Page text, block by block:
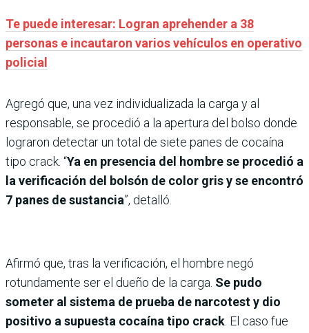
Te puede interesar: Logran aprehender a 38
personas e incautaron varios vehículos en operativo
policial
Agregó que, una vez individualizada la carga y al
responsable, se procedió a la apertura del bolso donde
lograron detectar un total de siete panes de cocaína
tipo crack. “Ya en presencia del hombre se procedió a
la verificación del bolsón de color gris y se encontró
7 panes de sustancia”, detalló.
Afirmó que, tras la verificación, el hombre negó
rotundamente ser el dueño de la carga. Se pudo
someter al sistema de prueba de narcotest y dio
positivo a supuesta cocaína tipo crack . El caso fue